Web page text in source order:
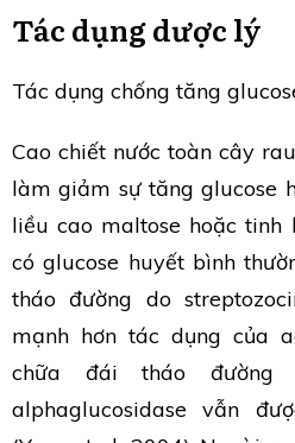
Tác dụng dược lý
Tác dụng chống tăng
Cao chiết nước toàn cây
làm giảm sự tăng glucose
liều cao maltose hoặc tinh
có glucose huyết bình
tháo đường do
mạnh hơn tác dụng của
chữa đái tháo đường
alphaglucosidase vẫn